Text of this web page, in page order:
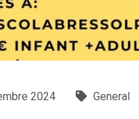
2024 General